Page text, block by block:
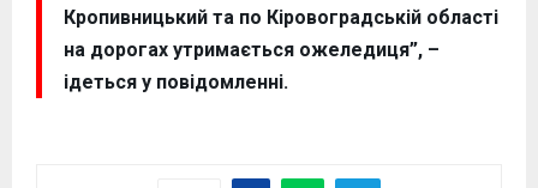
Кропивницький та по Кіровоградській області
на дорогах утримається ожеледиця”, –
ідеться у повідомленні.